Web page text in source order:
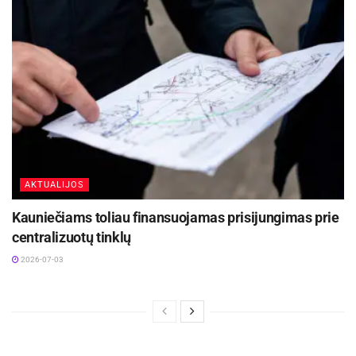
pasiektus kompromisus, todėl būtina įgyvendinti
socialinių partnerių susitarimus.
Šalies vadovė sprendimą dėl vetuojamų Darbo
kodekso nuostatų priėmė po konsultacijų su
ekspertais, teisininkais, darbdaviais ir darbuotojų
profesinėmis sąjungomis.
Prezidentės spaudos tarnyba
AKTUALIJOS
Kauniečiams toliau finansuojamas prisijungimas prie
centralizuotų tinklų
2026-07-03